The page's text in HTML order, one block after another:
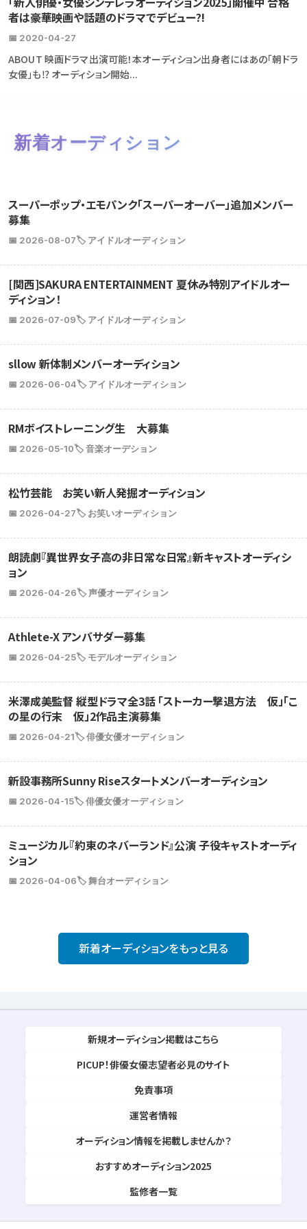
者は豪華映画や話題のドラマでデビュー?!
📅 2020-04-27
ABOUT 映画ドラマ出演可能！本オーディション出身者にはあの「朝ドラ
女優」も⁉ オーディション開始...
新着オーディション
スーパーポップ・エモパンク「スーパーオーバー」追加メンバー
募集
📅 2026-08-07🏷️ アイドルオーディション
[関西]SAKURA ENTERTAINMENT 夏休み特別アイドルオー
ディション！
📅 2026-07-09🏷️ アイドルオーディション
sllow 新体制メンバーオーディション
📅 2026-06-04🏷️ アイドルオーディション
RMボイストレーニング生 大募集
📅 2026-05-10🏷️ 音楽オーデション
松竹芸能 お笑い新人発掘オーディション
📅 2026-04-27🏷️ お笑いオーディション
朗読劇『異世界女子高の非日常な日常』新キャストオーディシ
ョン
📅 2026-04-26🏷️ 声優オーディション
Athlete-X アンバサダー募集
📅 2026-04-25🏷️ モデルオーディション
米澤成美監督 縦型ドラマ全3話 「ストーカー撃退方法 仮」「こ
の星の行末 仮」2作品主演募集
📅 2026-04-21🏷️ 俳優女優オーディション
新設事務所Sunny Riseスタートメンバーオーディション
📅 2026-04-15🏷️ 俳優女優オーディション
ミュージカル『約束のネバーランド』公演 子役キャストオーディ
ション
📅 2026-04-06🏷️ 舞台オーディション
新着オーディションをもっと見る
新規オーディション掲載はこちら
PICUP！俳優女優志望者必見のサイト
免責事項
運営者情報
オーディション情報を掲載しませんか？
おすすめオーディション2025
監修者一覧